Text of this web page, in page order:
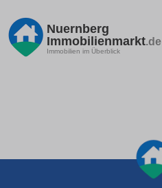
Nuernberg
Immobilienmarkt.de
Immobilien im Überblick